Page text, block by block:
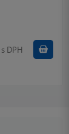
s DPH Koupit